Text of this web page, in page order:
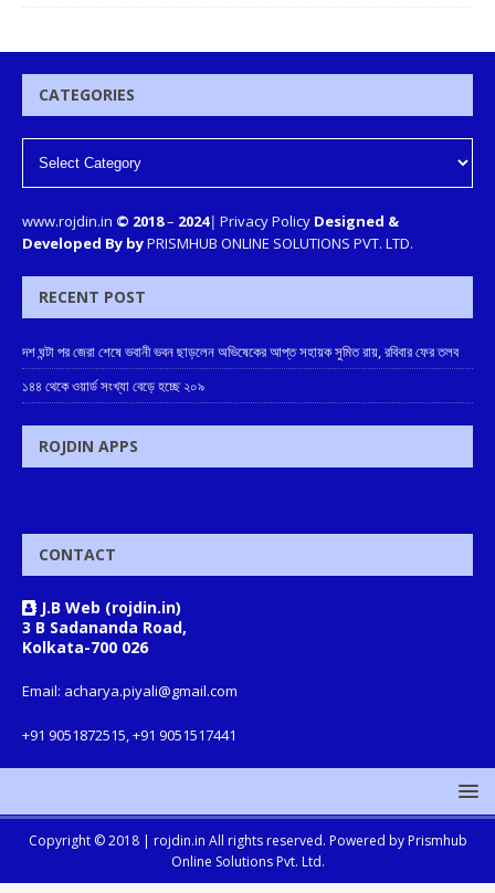
CATEGORIES
www.rojdin.in © 2018– 2024| Privacy Policy Designed &
Developed By byPRISMHUB ONLINE SOLUTIONS PVT. LTD.
RECENT POST
দশ ঘন্টা পর জেরা শেষে ভবানী ভবন ছাড়লেন অভিষেকের আপ্ত সহায়ক সুমিত রায়, রবিবার ফের তলব
১৪৪ থেকে ওয়ার্ড সংখ্যা বেড়ে হচ্ছে ২০৯
ROJDIN APPS
CONTACT
J.B Web (rojdin.in)
3 B Sadananda Road,
Kolkata-700 026
Email: acharya.piyali@gmail.com
+91 9051872515, +91 9051517441
Copyright © 2018 | rojdin.in All rights reserved. Powered by Prismhub
Online Solutions Pvt. Ltd.